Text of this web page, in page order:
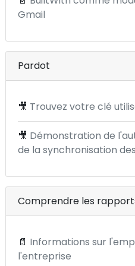
Gmail
Pardot
🎥 Trouvez votre clé
🎥 Démonstration de
de la synchronisation
Comprendre les
📄 Informations sur
l'entreprise